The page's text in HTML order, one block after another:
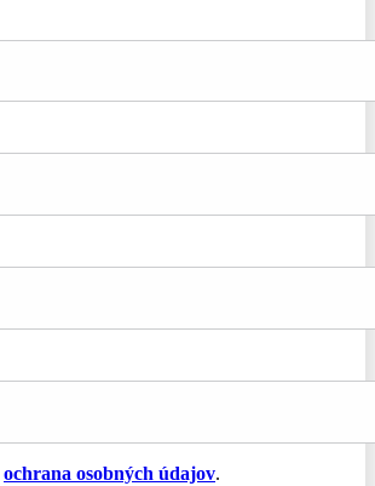
ochrana osobných údajov.